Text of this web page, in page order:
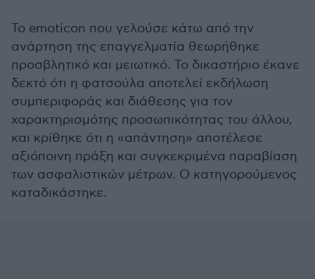
Το emoticon που γελούσε κάτω από την
ανάρτηση της επαγγελματία θεωρήθηκε
προσβλητικό και μειωτικό. Το δικαστήριο έκανε
δεκτό ότι η φατσούλα αποτελεί εκδήλωση
συμπεριφοράς και διάθεσης για τον
χαρακτηρισμότης προσωπικότητας του άλλου,
και κρίθηκε ότι η «απάντηση» αποτέλεσε
αξιόποινη πράξη και συγκεκριμένα παραβίαση
των ασφαλιστικών μέτρων. Ο κατηγορούμενος
καταδικάστηκε.